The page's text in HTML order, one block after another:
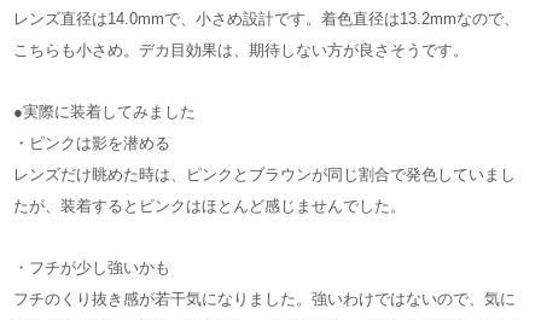
レンズ直径は14.0mmで、小さめ設計です。着色直径は13.2mmなので、
こちらも小さめ。デカ目効果は、期待しない方が良さそうです。
●実際に装着してみました
・ピンクは影を潜める
レンズだけ眺めた時は、ピンクとブラウンが同じ割合で発色していまし
たが、装着するとピンクはほとんど感じませんでした。
・フチが少し強いかも
フチのくり抜き感が若干気になりました。強いわけではないので、気に